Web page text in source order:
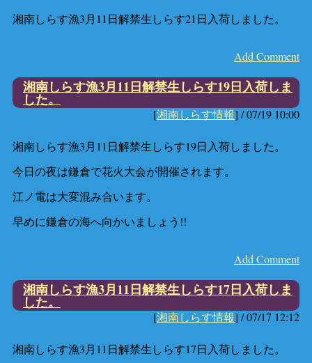
湘南しらす漁3月11日解禁生しらす21日入荷しました。
Add Comment
湘南しらす漁3月11日解禁生しらす19日入荷しま
した。
[湘南しらす情報] /07/19 10:00
湘南しらす漁3月11日解禁生しらす19日入荷しました。
今日の夜は鎌倉で花火大会が開催されます。
江ノ電は大変混み合います。
早めに鎌倉の海へ向かいましょう!!
Add Comment
湘南しらす漁3月11日解禁生しらす17日入荷しま
した。
[湘南しらす情報] /07/17 12:12
湘南しらす漁3月11日解禁生しらす17日入荷しました。